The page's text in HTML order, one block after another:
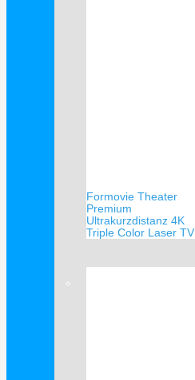
Formovie Theater
Premium
Ultrakurzdistanz 4K
Triple Color Laser TV